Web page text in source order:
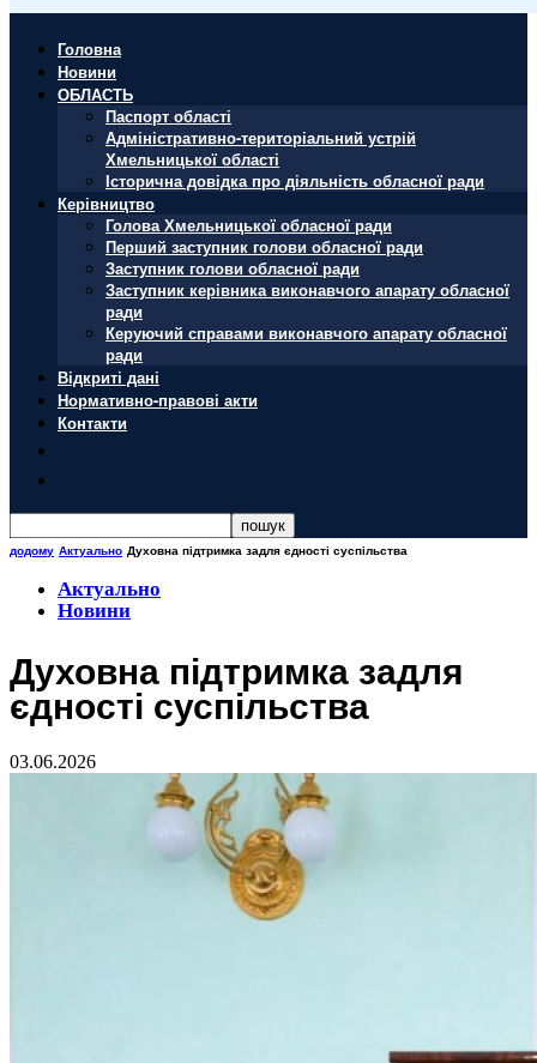
Головна
Новини
ОБЛАСТЬ
Паспорт області
Адміністративно-територіальний устрій
Хмельницької області
Історична довідка про діяльність обласної ради
Керівництво
Голова Хмельницької обласної ради
Перший заступник голови обласної ради
Заступник голови обласної ради
Заступник керівника виконавчого апарату обласної
ради
Керуючий справами виконавчого апарату обласної
ради
Відкриті дані
Нормативно-правові акти
Контакти
додому Актуально Духовна підтримка задля єдності суспільства
Актуально
Новини
Духовна підтримка задля
єдності суспільства
03.06.2026